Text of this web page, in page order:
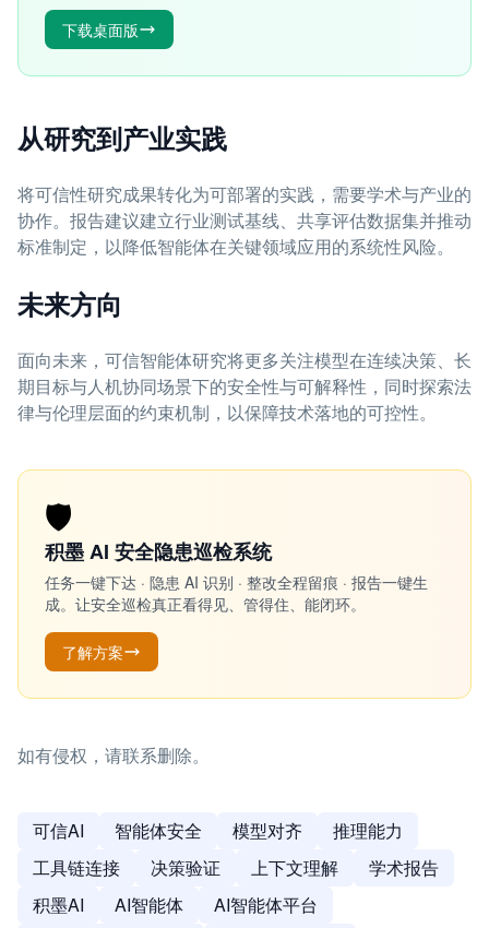
下载桌面版
从研究到产业实践
将可信性研究成果转化为可部署的实践，需要学术与产业的
协作。报告建议建立行业测试基线、共享评估数据集并推动
标准制定，以降低智能体在关键领域应用的系统性风险。
未来方向
面向未来，可信智能体研究将更多关注模型在连续决策、长
期目标与人机协同场景下的安全性与可解释性，同时探索法
律与伦理层面的约束机制，以保障技术落地的可控性。
🛡️
积墨 AI 安全隐患巡检系统
任务一键下达 · 隐患 AI 识别 · 整改全程留痕 · 报告一键生
成。让安全巡检真正看得见、管得住、能闭环。
了解方案
如有侵权，请联系删除。
可信AI 智能体安全 模型对齐
推理能力
工具链连接
决策验证 上下文理解
学术报告
积墨AI
AI智能体
AI智能体平台